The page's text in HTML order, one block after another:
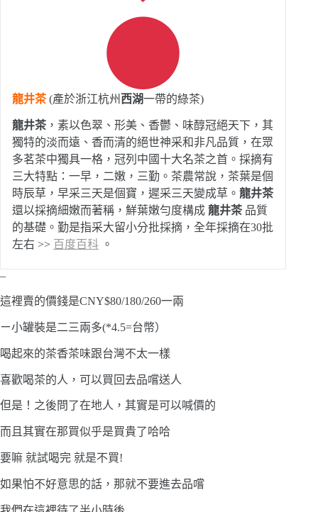
龍井茶(產於浙江杭州 西湖一帶的綠茶)
龍井茶 ，素以色翠、形美、香鬱、味醇冠絕天下，其
獨特的淡而遠、香而清的絕世神采和非凡品質，在眾
多茗茶中獨具一格，冠列中國十大名茶之首。採摘有
三大特點：一早，二嫩，三勤。茶農常說，茶葉是個
時辰草，早采三天是個寶，遲采三天變成草。 龍井茶
還以採摘細嫩而著稱，鮮葉嫩勻度構成 龍井茶 品質
的基礎。勤是指采大留小分批採摘，全年採摘在30批
左右 >> 百度百科 。
–
這裡賣的價錢是CNY$80/180/260一兩
ㄧ小罐裝是二三兩多(*4.5=台幣）
喝起來的茶香茶味跟台灣不太一樣
喜歡喝茶的人，可以買回去品嚐送人
但是！之後問了在地人，其實是可以喊價的
而且其實在那買似乎是買貴了哈哈
要嘛 就試喝完 就是不買!
如果怕不好意思的話，那就不要進去品嚐